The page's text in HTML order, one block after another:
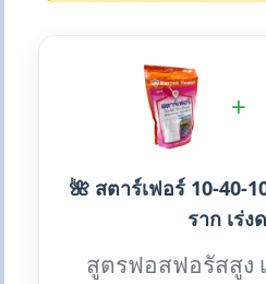
+
🌺 สตาร์เฟอร์ 10-40-
ราก เร่ง
สูตรฟอสฟอรัสสูง